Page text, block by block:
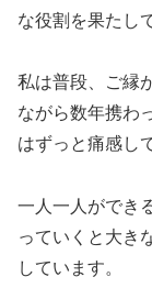
な役割を果たし
私は普段、ご縁
ながら数年携わ
はずっと痛感し
一人一人ができ
っていくと大き
しています。